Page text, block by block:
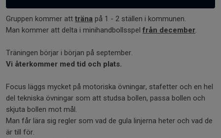
Gruppen kommer att träna på 1 - 2 ställen i kommunen.
Man kommer att delta i minihandbollsspel från december.
Träningen börjar i början på september.
Vi återkommer med tid och plats.
Focus läggs mycket på motoriska övningar, stafetter och en hel
del tekniska övningar som att studsa bollen, passa bollen och
skjuta bollen mot mål.
Man får lära sig regler som vad de gula linjerna heter och vad de
är till för.